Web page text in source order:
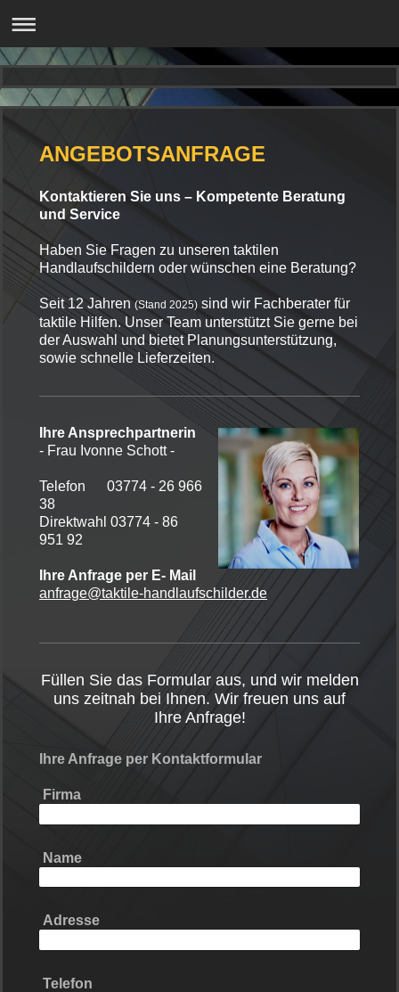
ANGEBOTSANFRAGE
Kontaktieren Sie uns – Kompetente Beratung
und Service
Haben Sie Fragen zu unseren taktilen
Handlaufschildern oder wünschen eine Beratung?
Seit 12 Jahren (Stand 2025) sind wir Fachberater für
taktile Hilfen. Unser Team unterstützt Sie gerne bei
der Auswahl und bietet Planungsunterstützung,
sowie schnelle Lieferzeiten.
Ihre Ansprechpartnerin
- Frau Ivonne Schott -
Telefon 03774 - 26 966
38
Direktwahl 03774 - 86
951 92
Ihre Anfrage per E- Mail
anfrage@taktile-handlaufschilder.de
Füllen Sie das Formular aus, und wir melden
uns zeitnah bei Ihnen. Wir freuen uns auf
Ihre Anfrage!
Ihre Anfrage per Kontaktformular
Firma
Name
Adresse
Telefon